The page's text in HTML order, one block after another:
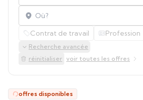
Localisation
Contrat de travail Profession
Recherche avancée
réinitialiser voir toutes les offres
offres disponibles